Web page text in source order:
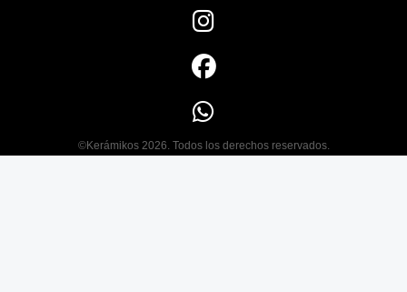
©Kerámikos 2026. Todos los derechos reservados.